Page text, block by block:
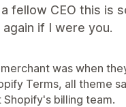
fellow CEO this is
if I were you.
was when
Terms, all theme
billing team.